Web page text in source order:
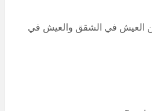
العيش في الشقق والعيش في